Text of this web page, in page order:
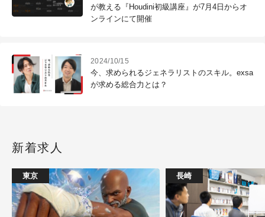
が教える『Houdini初級講座』が7月4日からオ
ンラインにて開催
2024/10/15
今、求められるジェネラリストのスキル。exsa
が求める総合力とは？
新着求人
東京 長崎